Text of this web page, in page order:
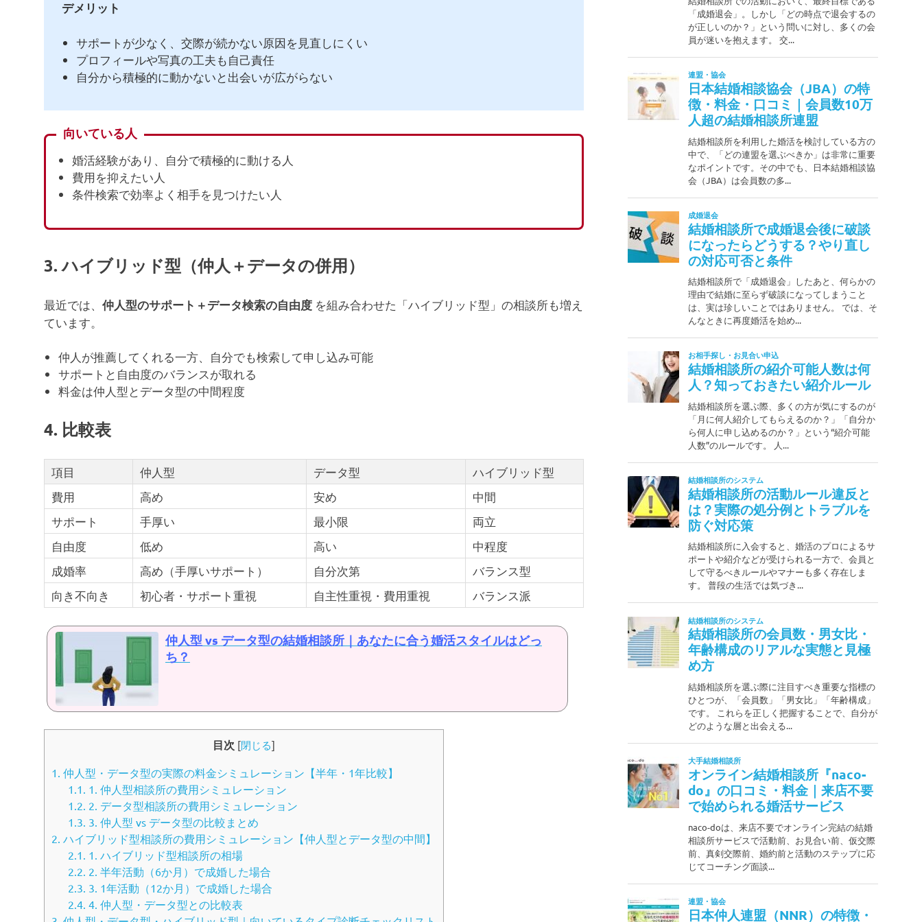
デメリット
サポートが少なく、交際が続かない原因を見直しにくい
プロフィールや写真の工夫も自己責任
自分から積極的に動かないと出会いが広がらない
向いている人
婚活経験があり、自分で積極的に動ける人
費用を抑えたい人
条件検索で効率よく相手を見つけたい人
3. ハイブリッド型（仲人＋データの併用）
最近では、 仲人型のサポート＋データ検索の自由度 を組み合わせた「ハイブリッド型」の相談所も増え
ています。
仲人が推薦してくれる一方、自分でも検索して申し込み可能
サポートと自由度のバランスが取れる
料金は仲人型とデータ型の中間程度
4. 比較表
項目 仲人型 データ型
ハイブリッド型
費用
高め 安め
中間
サポート
手厚い 最小限
両立
自由度
低め 高い
中程度
成婚率
高め（手厚いサポート） 自分次第
バランス型
向き不向き
初心者・サポート重視 自主性重視・費用重視 バランス派
仲人型 vs データ型の結婚相談所｜あなたに合う婚活スタイルはどっ
ち？
目次 [閉じる]
1. 仲人型・データ型の実際の料金シミュレーション【半年・1年比較】
1.1. 1. 仲人型相談所の費用シミュレーション
1.2. 2. データ型相談所の費用シミュレーション
1.3. 3. 仲人型 vs データ型の比較まとめ
2. ハイブリッド型相談所の費用シミュレーション【仲人型とデータ型の中間】
2.1. 1. ハイブリッド型相談所の相場
2.2. 2. 半年活動（6か月）で成婚した場合
2.3. 3. 1年活動（12か月）で成婚した場合
2.4. 4. 仲人型・データ型との比較表